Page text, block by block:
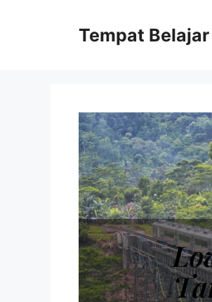
Tempat Belajar